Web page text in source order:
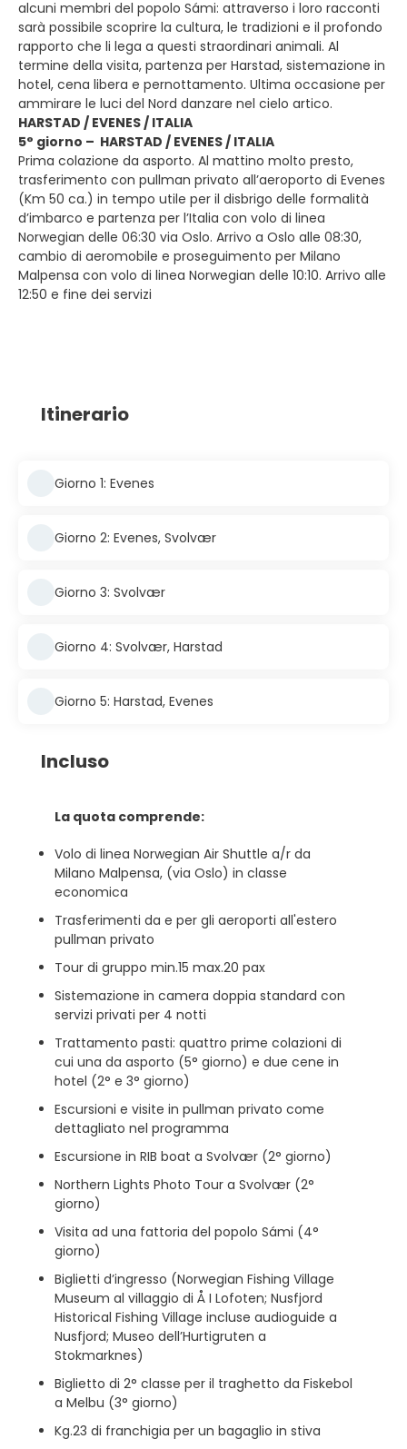
alcuni membri del popolo Sámi: attraverso i loro racconti
sarà possibile scoprire la cultura, le tradizioni e il profondo
rapporto che li lega a questi straordinari animali. Al
termine della visita, partenza per Harstad, sistemazione in
hotel, cena libera e pernottamento. Ultima occasione per
ammirare le luci del Nord danzare nel cielo artico.
HARSTAD / EVENES / ITALIA
5° giorno – HARSTAD / EVENES / ITALIA
Prima colazione da asporto. Al mattino molto presto,
trasferimento con pullman privato all’aeroporto di Evenes
(Km 50 ca.) in tempo utile per il disbrigo delle formalità
d’imbarco e partenza per l’Italia con volo di linea
Norwegian delle 06:30 via Oslo. Arrivo a Oslo alle 08:30,
cambio di aeromobile e proseguimento per Milano
Malpensa con volo di linea Norwegian delle 10:10. Arrivo alle
12:50 e fine dei servizi
Itinerario
Giorno 1: Evenes
Giorno 2: Evenes, Svolvær
Giorno 3: Svolvær
Giorno 4: Svolvær, Harstad
Giorno 5: Harstad, Evenes
Incluso
La quota comprende:
Volo di linea Norwegian Air Shuttle a/r da
Milano Malpensa, (via Oslo) in classe
economica
Trasferimenti da e per gli aeroporti all'estero
pullman privato
Tour di gruppo min.15 max.20 pax
Sistemazione in camera doppia standard con
servizi privati per 4 notti
Trattamento pasti: quattro prime colazioni di
cui una da asporto (5° giorno) e due cene in
hotel (2° e 3° giorno)
Escursioni e visite in pullman privato come
dettagliato nel programma
Escursione in RIB boat a Svolvær (2° giorno)
Northern Lights Photo Tour a Svolvær (2°
giorno)
Visita ad una fattoria del popolo Sámi (4°
giorno)
Biglietti d’ingresso (Norwegian Fishing Village
Museum al villaggio di Å I Lofoten; Nusfjord
Historical Fishing Village incluse audioguide a
Nusfjord; Museo dell’Hurtigruten a
Stokmarknes)
Biglietto di 2° classe per il traghetto da Fiskebol
a Melbu (3° giorno)
Kg.23 di franchigia per un bagaglio in stiva